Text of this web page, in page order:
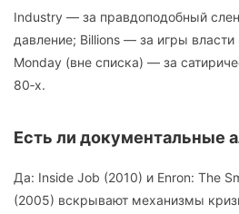
Industry — за правдоподобный
давление; Billions — за игры власти
Monday (вне списка) — за
80‑х.
Есть ли документальные
Да: Inside Job (2010) и Enron: The
(2005) вскрывают механизмы